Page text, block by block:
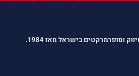
וסופרמרקטים בישראל מאז 1984.